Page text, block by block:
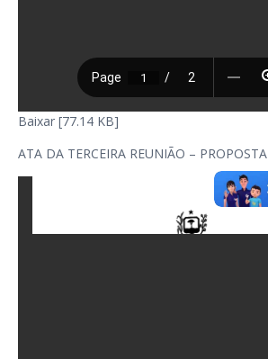
Baixar [77.14 KB]
ATA DA TERCEIRA REUNIÃO – PROPOSTA